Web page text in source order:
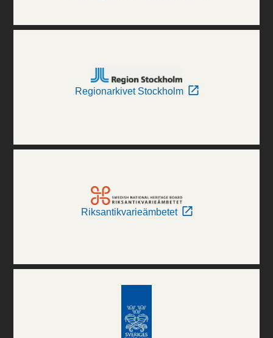
Regionarkivet Stockholm
Riksantikvarieämbetet